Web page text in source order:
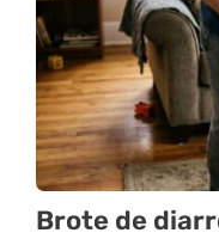
Brote de